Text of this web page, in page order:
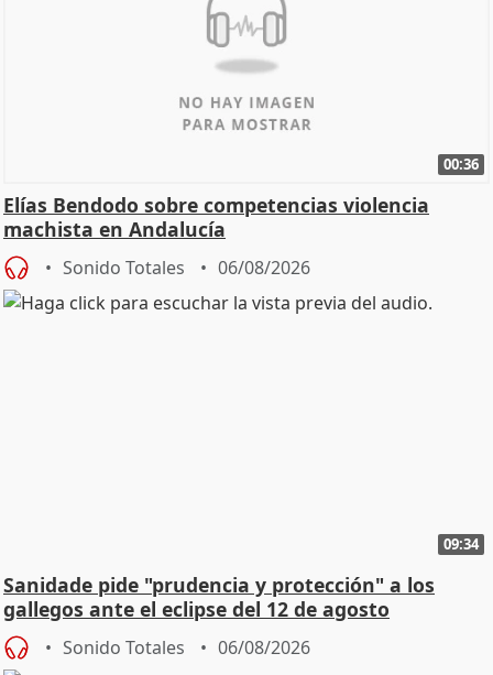
00:36
Elías Bendodo sobre competencias violencia
machista en Andalucía
Sonido Totales 06/08/2026
09:34
Sanidade pide "prudencia y protección" a los
gallegos ante el eclipse del 12 de agosto
Sonido Totales 06/08/2026